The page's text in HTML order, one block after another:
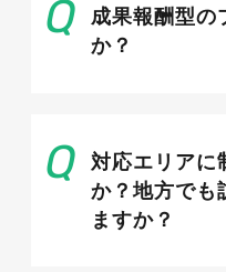
基本です。店名・住
しく登録し、カテゴ
う。情報が新しく整
評価が高まり、地域
ながっていきます。
成果報酬型の
か？
対応エリアに
か？地方でも
ますか？